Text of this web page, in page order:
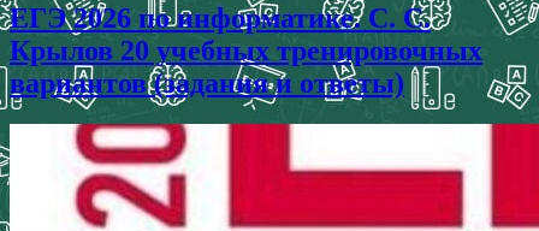
ЕГЭ 2026 по информатике. С. С.
Крылов 20 учебных тренировочных
вариантов (задания и ответы)